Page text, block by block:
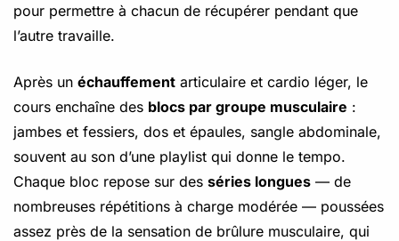
pour permettre à chacun de récupérer pendant que
l’autre travaille.
Après un échauffement articulaire et cardio léger, le
cours enchaîne des blocs par groupe musculaire :
jambes et fessiers, dos et épaules, sangle abdominale,
souvent au son d’une playlist qui donne le tempo.
Chaque bloc repose sur des séries longues — de
nombreuses répétitions à charge modérée — poussées
assez près de la sensation de brûlure musculaire, qui